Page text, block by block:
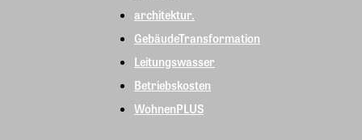
architektur.
GebäudeTransformation
Leitungswasser
Betriebskosten
WohnenPLUS